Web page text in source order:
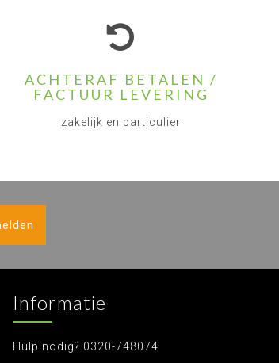
ACHTERAF BETALEN /
FACTUUR LEVERING
zakelijk en particulier
Informatie
Hulp nodig? 0320-748074